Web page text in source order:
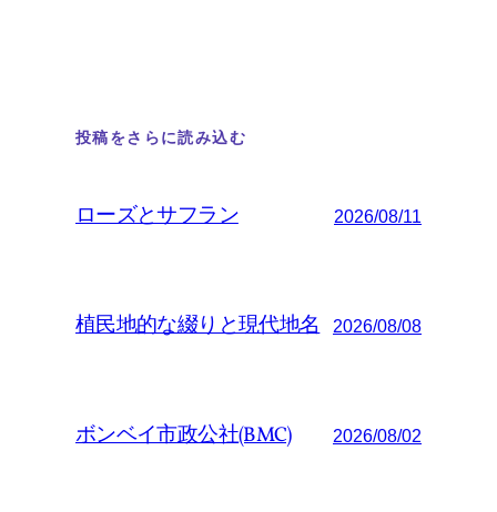
投稿をさらに読み込む
ローズとサフラン 2026/08/11
植民地的な綴りと現代地名 2026/08/08
ボンベイ市政公社(BMC) 2026/08/02